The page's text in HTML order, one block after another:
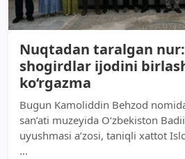
Nuqtadan taralgan
shogirdlar ijodini
ko‘rgazma
Bugun Kamoliddin Behzod
san’ati muzeyida O‘zbekiston
uyushmasi a’zosi, taniqli xattot
...